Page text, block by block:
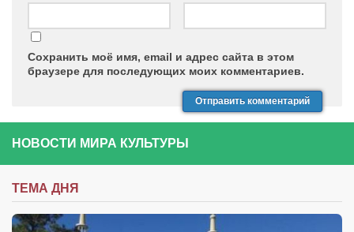
Сохранить моё имя, email и адрес сайта в этом
браузере для последующих моих комментариев.
НОВОСТИ МИРА КУЛЬТУРЫ
ТЕМА ДНЯ